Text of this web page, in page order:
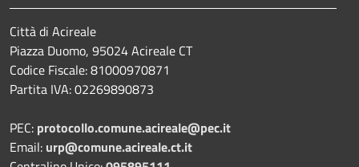
Città di Acireale
Piazza Duomo, 95024 Acireale CT
Codice Fiscale: 81000970871
Partita IVA: 02269890873
PEC: protocollo.comune.acireale@pec.it
Email: urp@comune.acireale.ct.it